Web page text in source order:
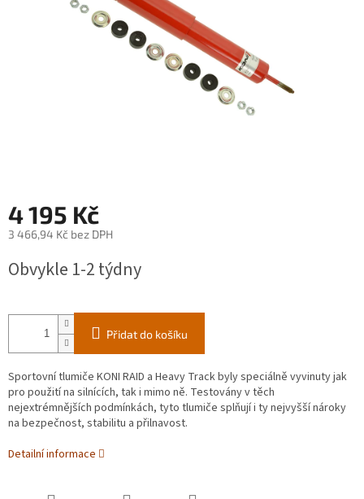
4 195 Kč
3 466,94 Kč bez DPH
cena:
Obvykle 1-2 týdny
Přidat do košíku
Sportovní tlumiče KONI RAID a Heavy Track byly speciálně vyvinuty jak
pro použití na silnících, tak i mimo ně. Testovány v těch
nejextrémnějších podmínkách, tyto tlumiče splňují i ty nejvyšší nároky
na bezpečnost, stabilitu a přilnavost.
Detailní informace